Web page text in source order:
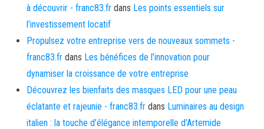
à découvrir - franc83.fr dans Les points essentiels sur
l’investissement locatif
Propulsez votre entreprise vers de nouveaux sommets -
franc83.fr dans Les bénéfices de l’innovation pour
dynamiser la croissance de votre entreprise
Découvrez les bienfaits des masques LED pour une peau
éclatante et rajeunie - franc83.fr dans Luminaires au design
italien : la touche d’élégance intemporelle d’Artemide